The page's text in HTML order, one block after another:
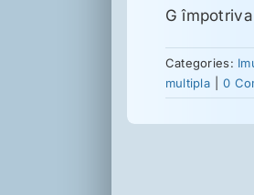
G
Categories:
multipla
0